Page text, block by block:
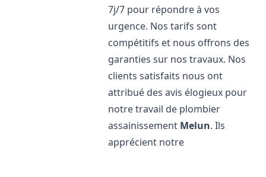
7j/7 pour répondre à vos
urgence. Nos tarifs sont
compétitifs et nous offrons des
garanties sur nos travaux. Nos
clients satisfaits nous ont
attribué des avis élogieux pour
notre travail de plombier
assainissement Melun. Ils
apprécient notre